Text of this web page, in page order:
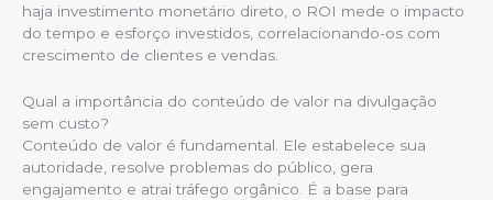
haja investimento monetário direto, o ROI mede o impacto
do tempo e esforço investidos, correlacionando-os com
crescimento de clientes e vendas.
Qual a importância do conteúdo de valor na divulgação
sem custo?
Conteúdo de valor é fundamental. Ele estabelece sua
autoridade, resolve problemas do público, gera
engajamento e atrai tráfego orgânico. É a base para